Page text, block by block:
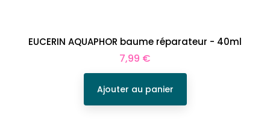
EUCERIN AQUAPHOR baume réparateur - 40ml
Prix
7,99 €
Ajouter au panier